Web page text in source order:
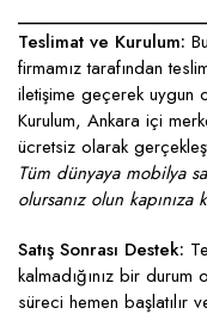
Teslimat ve Kurulum:
firmamız tarafından
iletişime geçerek uygun
Kurulum, Ankara içi
ücretsiz olarak
Tüm dünyaya mobilya
olursanız olun kapınıza
Satış Sonrası Destek:
kalmadığınız bir
süreci hemen başlatılır